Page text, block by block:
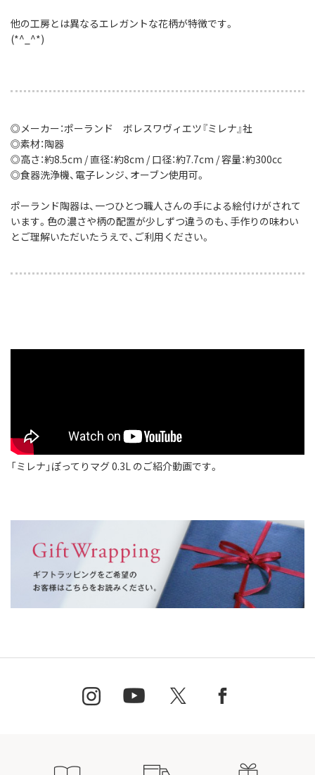
他の工房とは異なるエレガントな花柄が特徴です。
(*^_^*)
◎メーカー：ポーランド ボレスワヴィエツ『ミレナ』社
◎素材：陶器
◎高さ：約8.5cm / 直径：約8cm / 口径：約7.7cm / 容量：約300cc
◎食器洗浄機、電子レンジ、オーブン使用可。
ポーランド陶器は、一つひとつ職人さんの手による絵付けがされて
います。色の濃さや柄の配置が少しずつ違うのも、手作りの味わい
とご理解いただいたうえで、ご利用ください。
「ミレナ」ぽってりマグ 0.3L のご紹介動画です。